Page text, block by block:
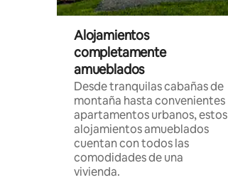
Alojamientos
completamente
amueblados
Desde tranquilas cabañas de
montaña hasta convenientes
apartamentos urbanos, estos
alojamientos amueblados
cuentan con todos las
comodidades de una
vivienda.